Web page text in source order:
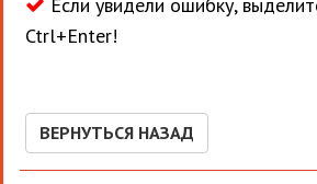
Ctrl+Enter!
ВЕРНУТЬСЯ НАЗАД